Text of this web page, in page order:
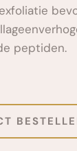
peptiden.